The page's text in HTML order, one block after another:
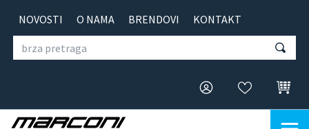
NOVOSTI O NAMA BRENDOVI KONTAKT